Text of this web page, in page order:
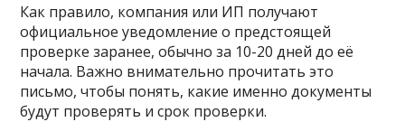
Как правило, компания или ИП получают
официальное уведомление о предстоящей
проверке заранее, обычно за 10-20 дней до её
начала. Важно внимательно прочитать это
письмо, чтобы понять, какие именно документы
будут проверять и срок проверки.